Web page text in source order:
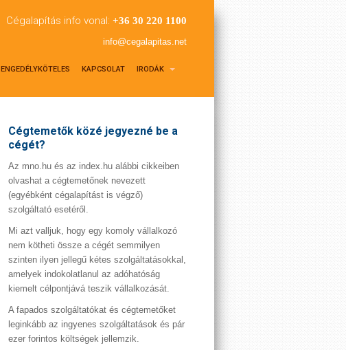
Cégalapítás info vonal: +36 30 220 1100
info@cegalapitas.net
ENGEDÉLYKÖTELES KAPCSOLAT IRODÁK
Cégtemetők közé jegyezné be a
cégét?
Az mno.hu és az index.hu alábbi cikkeiben
olvashat a cégtemetőnek nevezett
(egyébként cégalapítást is végző)
szolgáltató esetéről.
Mi azt valljuk, hogy egy komoly vállalkozó
nem kötheti össze a cégét semmilyen
szinten ilyen jellegű kétes szolgáltatásokkal,
amelyek indokolatlanul az adóhatóság
kiemelt célpontjává teszik vállalkozását.
A fapados szolgáltatókat és cégtemetőket
leginkább az ingyenes szolgáltatások és pár
ezer forintos költségek jellemzik.